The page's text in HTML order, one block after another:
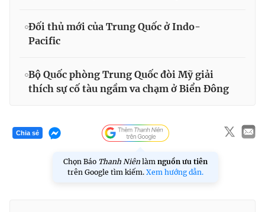
Đối thủ mới của Trung Quốc ở Indo-
Pacific
Bộ Quốc phòng Trung Quốc đòi Mỹ giải
thích sự cố tàu ngầm va chạm ở Biển Đông
Chia sẻ
Chọn Báo Thanh Niên làm nguồn ưu tiên
trên Google tìm kiếm. Xem hướng dẫn.